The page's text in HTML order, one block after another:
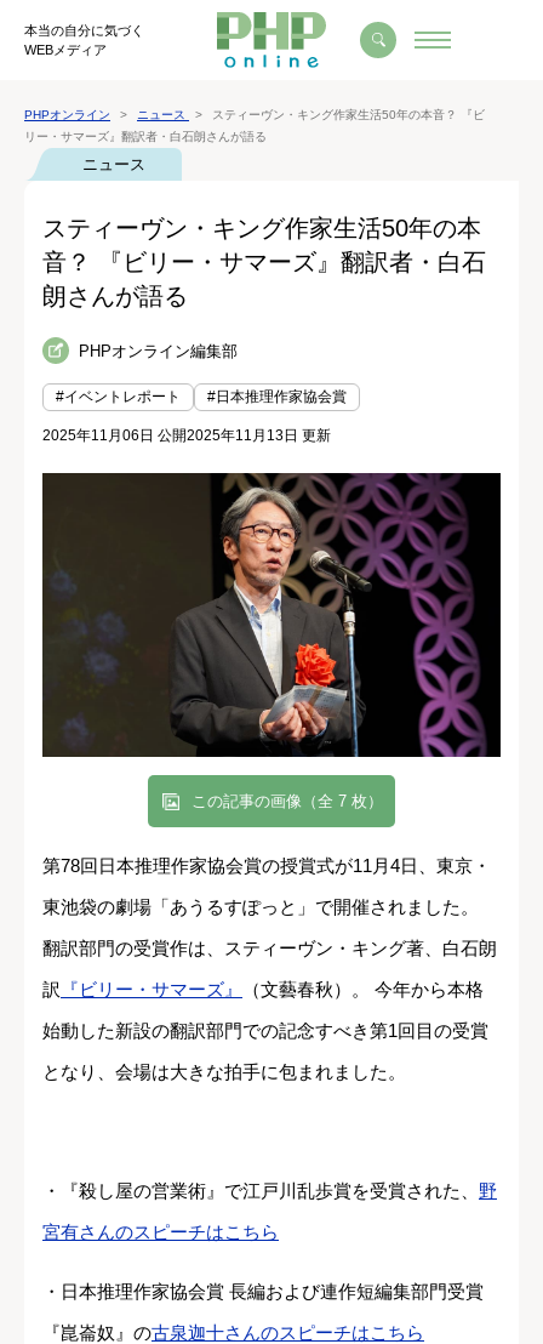
本当の自分に気づく
WEBメディア
PHPオンライン ニュース
スティーヴン・キング作家生活50年の本音？ 『ビ
リー・サマーズ』翻訳者・白石朗さんが語る
ニュース
スティーヴン・キング作家生活50年の本
音？ 『ビリー・サマーズ』翻訳者・白石
朗さんが語る
PHPオンライン編集部
#イベントレポート #日本推理作家協会賞
2025年11月06日 公開2025年11月13日 更新
この記事の画像（全 7 枚）
第78回日本推理作家協会賞の授賞式が11月4日、東京・
東池袋の劇場「あうるすぽっと」で開催されました。
翻訳部門の受賞作は、スティーヴン・キング著、白石朗
訳
『ビリー・サマーズ』
（文藝春秋）。 今年から本格
始動した新設の翻訳部門での記念すべき第1回目の受賞
となり、会場は大きな拍手に包まれました。
・『殺し屋の営業術』で江戸川乱歩賞を受賞された、 野
宮有さんのスピーチはこちら
・日本推理作家協会賞 長編および連作短編集部門受賞
『崑崙奴』の古泉迦十さんのスピーチはこちら